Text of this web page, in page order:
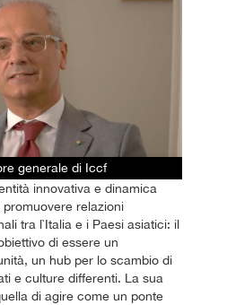
generale di Iccf
innovativa e dinamica
relazioni
tra l`Italia e i Paesi asiatici: il
di essere un
un hub per lo scambio di
e culture differenti. La sua
di agire come un ponte